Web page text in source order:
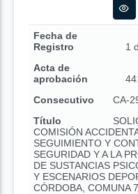
Fecha de
Registro
1
Acta de
aprobación
Consecutivo
CA-
Título
COMISIÓN
SEGUIMIENTO Y
SEGURIDAD Y A LA
DE SUSTANCIAS
Y ESCENARIOS
CÓRDOBA, COMUNA